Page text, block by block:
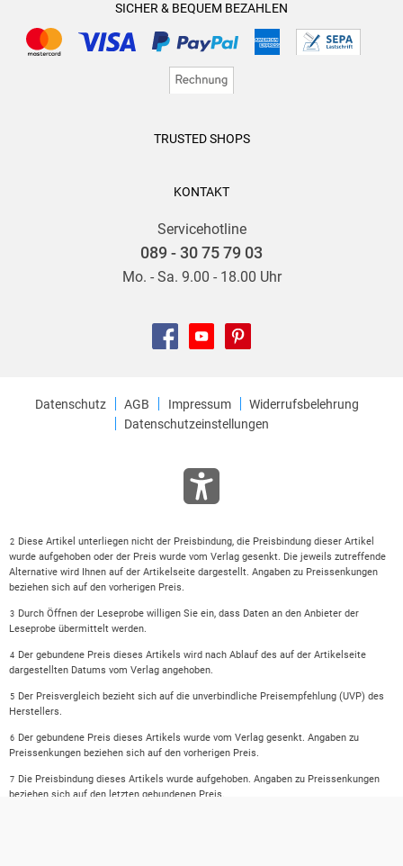
SICHER & BEQUEM BEZAHLEN
TRUSTED SHOPS
KONTAKT
Servicehotline
089 - 30 75 79 03
Mo. - Sa. 9.00 - 18.00 Uhr
Datenschutz AGB Impressum
Widerrufsbelehrung
Datenschutzeinstellungen
2 Diese Artikel unterliegen nicht der Preisbindung, die Preisbindung dieser Artikel
wurde aufgehoben oder der Preis wurde vom Verlag gesenkt. Die jeweils zutreffende
Alternative wird Ihnen auf der Artikelseite dargestellt. Angaben zu Preissenkungen
beziehen sich auf den vorherigen Preis.
3 Durch Öffnen der Leseprobe willigen Sie ein, dass Daten an den Anbieter der
Leseprobe übermittelt werden.
4 Der gebundene Preis dieses Artikels wird nach Ablauf des auf der Artikelseite
dargestellten Datums vom Verlag angehoben.
5 Der Preisvergleich bezieht sich auf die unverbindliche Preisempfehlung (UVP) des
Herstellers.
6 Der gebundene Preis dieses Artikels wurde vom Verlag gesenkt. Angaben zu
Preissenkungen beziehen sich auf den vorherigen Preis.
7 Die Preisbindung dieses Artikels wurde aufgehoben. Angaben zu Preissenkungen
beziehen sich auf den letzten gebundenen Preis.